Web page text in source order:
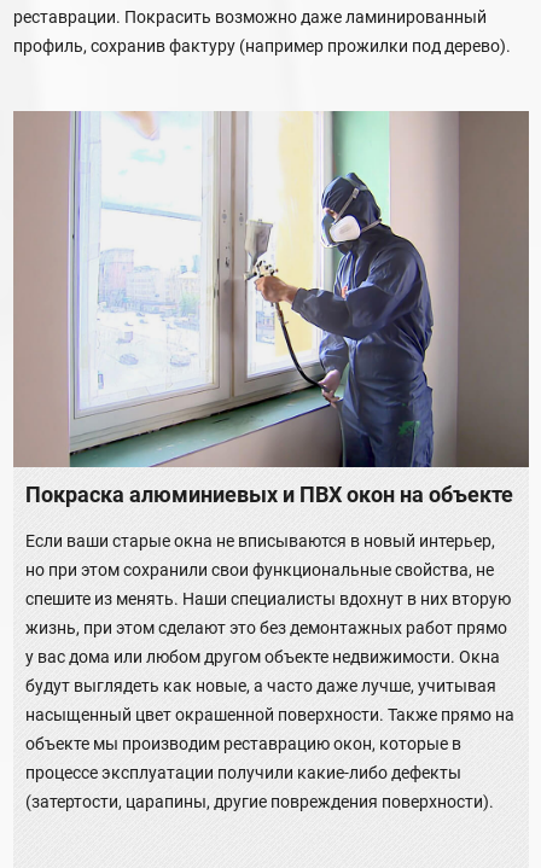
реставрации. Покрасить возможно даже ламинированный
профиль, сохранив фактуру (например прожилки под дерево).
Покраска алюминиевых и ПВХ окон на объекте
Если ваши старые окна не вписываются в новый интерьер,
но при этом сохранили свои функциональные свойства, не
спешите из менять. Наши специалисты вдохнут в них вторую
жизнь, при этом сделают это без демонтажных работ прямо
у вас дома или любом другом объекте недвижимости. Окна
будут выглядеть как новые, а часто даже лучше, учитывая
насыщенный цвет окрашенной поверхности. Также прямо на
объекте мы производим реставрацию окон, которые в
процессе эксплуатации получили какие-либо дефекты
(затертости, царапины, другие повреждения поверхности).